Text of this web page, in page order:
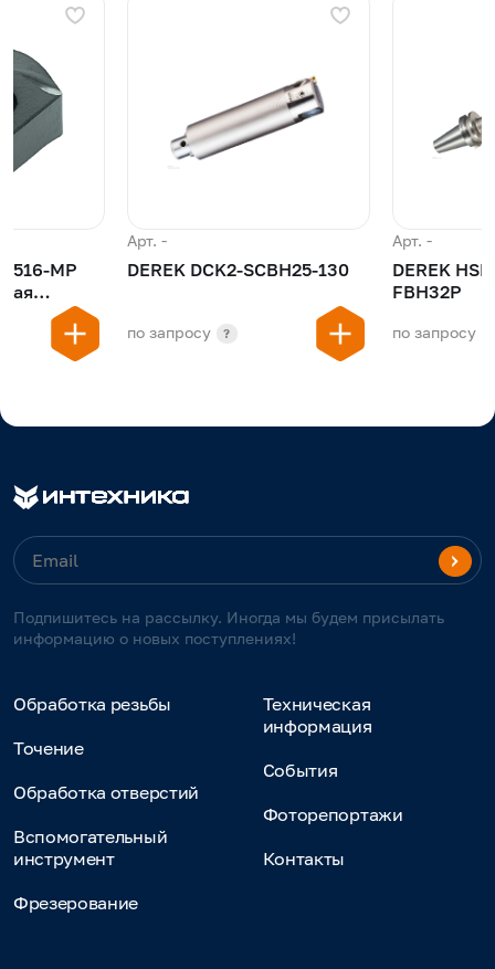
MP
Арт. -
DEREK DCK2-SCBH25-130
по запросу ?
Арт. -
DEREK
FBH32P
по запросу
Подпишитесь на рассылку. Иногда мы будем присылать
информацию о новых поступлениях!
Обработка резьбы
Точение
Обработка отверстий
Вспомогательный
инструмент
Фрезерование
Техническая
информация
События
Фоторепортажи
Контакты